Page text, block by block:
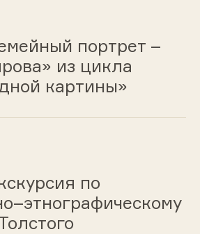
портрет –
из цикла
картины»
по